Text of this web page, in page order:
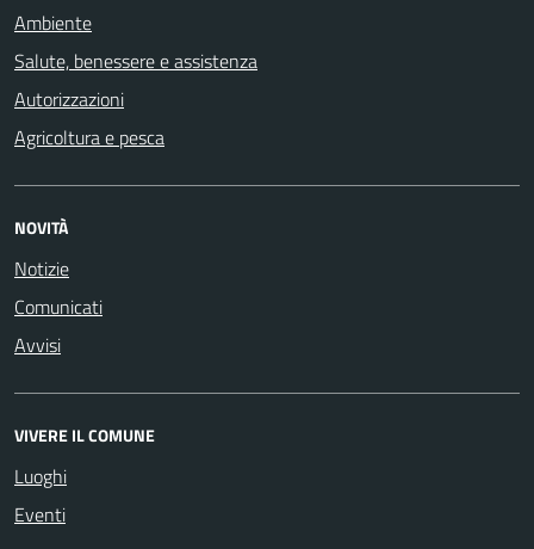
Ambiente
Salute, benessere e assistenza
Autorizzazioni
Agricoltura e pesca
NOVITÀ
Notizie
Comunicati
Avvisi
VIVERE IL COMUNE
Luoghi
Eventi